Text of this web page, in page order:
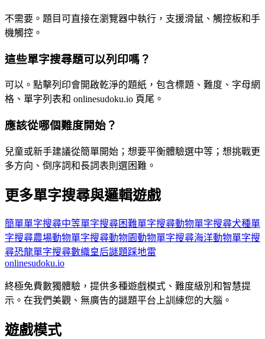
不需要。題目可直接在瀏覽器中執行，支援滑鼠、觸控板和手
機觸控。
這些單字搜尋題可以列印嗎？
可以。點擊列印會開啟乾淨的題紙，包含標題、難度、字母網
格、單字列表和 onlinesudoku.io 頁尾。
應該從哪個難度開始？
兒童或新手建議從簡單開始；想要平衡體驗選中等；想挑戰更
多方向、倒序詞和長詞表則選困難。
更多單字搜尋與邏輯遊戲
簡單單字搜尋中等單字搜尋困難單字搜尋動物單字搜尋犬種單
字搜尋農場動物單字搜尋動物園動物單字搜尋海洋動物單字搜
尋恐龍單字搜尋數織皇后謎題踩地雷
onlinesudoku.io
終極免費數獨體驗，提供多種遊戲模式、難度級別和智慧提
示。在我們美觀、無廣告的謎題平台上訓練您的大腦。
遊戲模式